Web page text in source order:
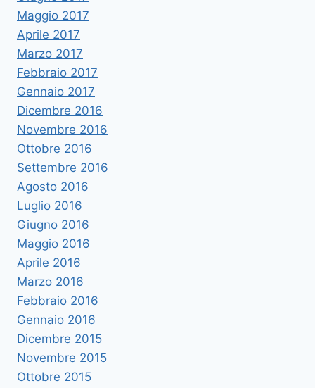
Maggio 2017
Aprile 2017
Marzo 2017
Febbraio 2017
Gennaio 2017
Dicembre 2016
Novembre 2016
Ottobre 2016
Settembre 2016
Agosto 2016
Luglio 2016
Giugno 2016
Maggio 2016
Aprile 2016
Marzo 2016
Febbraio 2016
Gennaio 2016
Dicembre 2015
Novembre 2015
Ottobre 2015